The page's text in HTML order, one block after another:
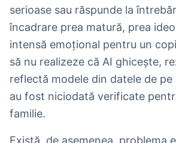
serioase sau răspunde la
încadrare prea matură, prea
intensă emoțional pentru un
să nu realizeze că AI ghicește,
reflectă modele din datele de
au fost niciodată verificate
familie.
Există, de asemenea, problema